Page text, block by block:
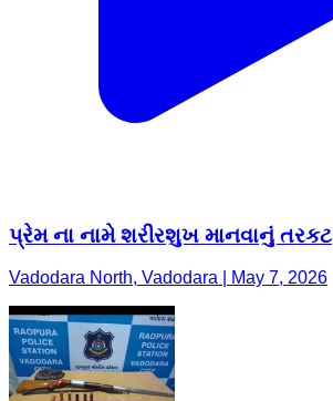
પ્રેમ ના નામે શરીરશુખ માનવાનું તરકટ
Vadodara North, Vadodara | May 7, 2026